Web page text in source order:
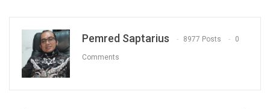
Pemred Saptarius 8977 Posts 0
Comments